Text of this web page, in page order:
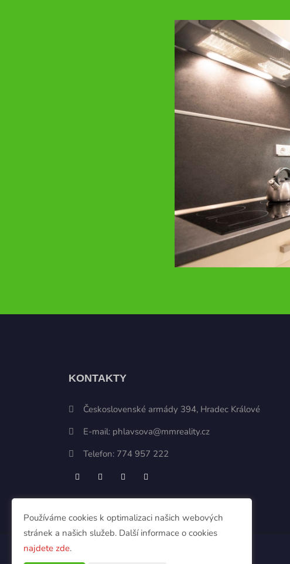
KONTAKTY
Československé armády 394, Hradec Králové
E-mail: phlavsova@mmreality.cz
Telefon: 774 957 222
Používáme cookies k optimalizaci našich webových
stránek a našich služeb. Další informace o cookies
najdete zde.